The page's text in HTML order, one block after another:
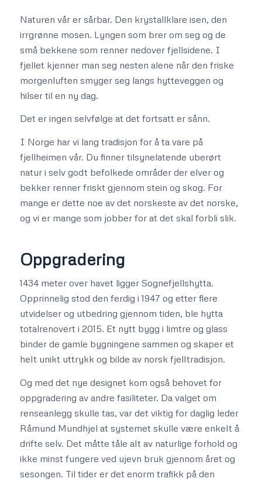
Naturen vår er sårbar. Den krystallklare isen, den
irrgrønne mosen. Lyngen som brer om seg og de
små bekkene som renner nedover fjellsidene. I
fjellet kjenner man seg nesten alene når den friske
morgenluften smyger seg langs hytteveggen og
hilser til en ny dag.
Det er ingen selvfølge at det fortsatt er sånn.
I Norge har vi lang tradisjon for å ta vare på
fjellheimen vår. Du finner tilsynelatende uberørt
natur i selv godt befolkede områder der elver og
bekker renner friskt gjennom stein og skog. For
mange er dette noe av det norskeste av det norske,
og vi er mange som jobber for at det skal forbli slik.
Oppgradering
1434 meter over havet ligger Sognefjellshytta.
Opprinnelig stod den ferdig i 1947 og etter flere
utvidelser og utbedring gjennom tiden, ble hytta
totalrenovert i 2015. Et nytt bygg i limtre og glass
binder de gamle bygningene sammen og skaper et
helt unikt uttrykk og bilde av norsk fjelltradisjon.
Og med det nye designet kom også behovet for
oppgradering av andre fasiliteter. Da valget om
renseanlegg skulle tas, var det viktig for daglig leder
Råmund Mundhjel at systemet skulle være enkelt å
drifte selv. Det måtte tåle alt av naturlige forhold og
ikke minst fungere ved ujevn bruk gjennom året og
sesongen. Til tider er det enorm trafikk på den